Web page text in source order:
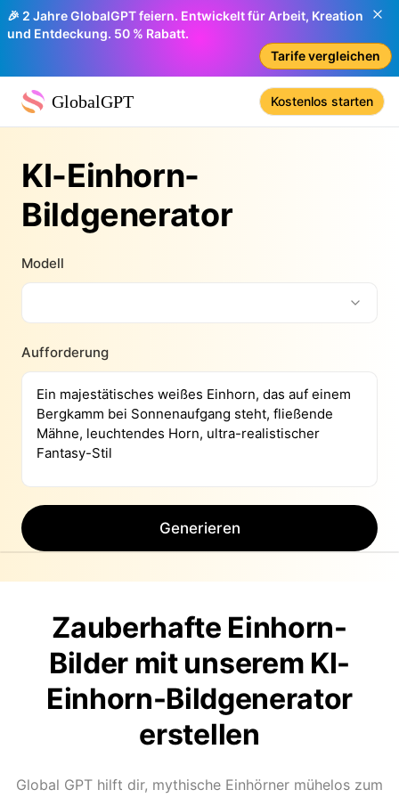
🎉 2 Jahre GlobalGPT feiern. Entwickelt für Arbeit, Kreation
und Entdeckung. 50 % Rabatt.
Tarife vergleichen
GlobalGPT Kostenlos starten
KI-Einhorn-
Bildgenerator
Modell
Aufforderung
Generieren
Zauberhafte Einhorn-
Bilder mit unserem KI-
Einhorn-Bildgenerator
erstellen
Global GPT hilft dir, mythische Einhörner mühelos zum